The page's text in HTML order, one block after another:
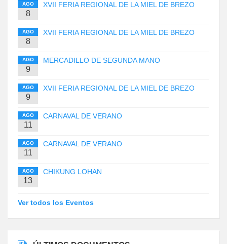
AGO
8
XVII FERIA REGIONAL DE LA MIEL DE BREZO
AGO
8
XVII FERIA REGIONAL DE LA MIEL DE BREZO
AGO
9
MERCADILLO DE SEGUNDA MANO
AGO
9
XVII FERIA REGIONAL DE LA MIEL DE BREZO
AGO
11
CARNAVAL DE VERANO
AGO
11
CARNAVAL DE VERANO
AGO
13
CHIKUNG LOHAN
Ver todos los Eventos